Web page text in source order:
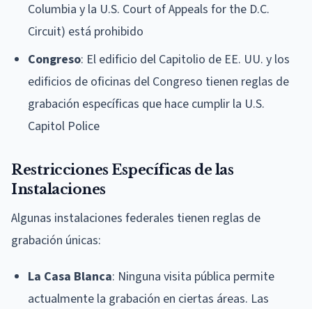
Columbia y la U.S. Court of Appeals for the D.C.
Circuit) está prohibido
Congreso: El edificio del Capitolio de EE. UU. y los
edificios de oficinas del Congreso tienen reglas de
grabación específicas que hace cumplir la U.S.
Capitol Police
Restricciones Específicas de las
Instalaciones
Algunas instalaciones federales tienen reglas de
grabación únicas:
La Casa Blanca: Ninguna visita pública permite
actualmente la grabación en ciertas áreas. Las